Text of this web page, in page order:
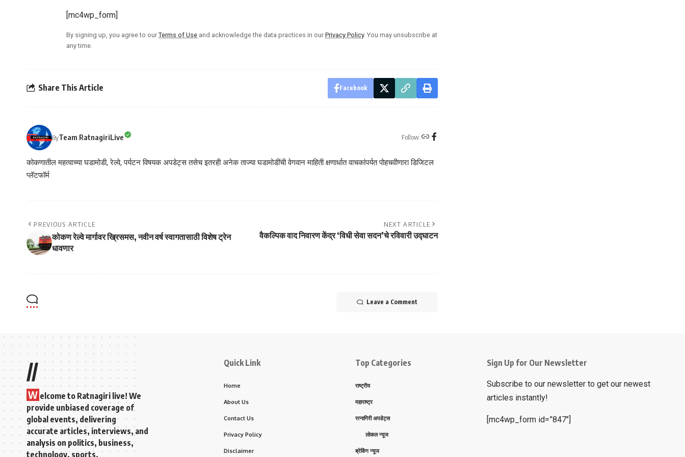
[mc4wp_form]
By signing up, you agree to our Terms of Use and acknowledge the data practices in our Privacy Policy. You may unsubscribe at
any time.
Share This Article Facebook
ByTeam RatnagiriLive Follow:
कोकणातील महत्वाच्या घडामोडी, रेल्वे, पर्यटन विषयक अपडेट्स तसेच इतरही अनेक ताज्या घडामोडींची वेगवान माहिती क्षणार्धात वाचकांपर्यत पोहचवीणारा डिजिटल
प्लॅटफॉर्म
PREVIOUS ARTICLE
कोकण रेल्वे मार्गावर ख्रिसमस, नवीन वर्ष स्वागतासाठी विशेष ट्रेन
धावणार
NEXT ARTICLE
वैकल्पिक वाद निवारण केंद्र ‘विधी सेवा सदन’चे रविवारी उद्घाटन
Leave a Comment
//
W elcome to Ratnagiri live! We
provide unbiased coverage of
global events, delivering
accurate articles, interviews, and
analysis on politics, business,
technology, sports,
Quick Link
Home
About Us
Contact Us
Privacy Policy
Disclaimer
Top Categories
राष्ट्रीय
महाराष्ट्र
रत्नागिरी अपडेट्स
लोकल न्यूज
ब्रेकिंग न्यूज
Sign Up for Our Newsletter
Subscribe to our newsletter to get our newest
articles instantly!
[mc4wp_form id=”847″]